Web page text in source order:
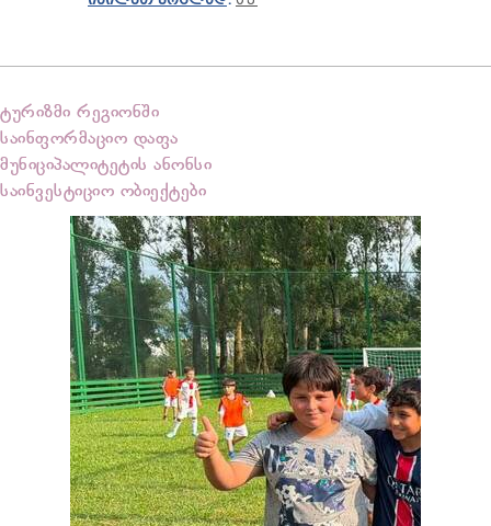
ტურიზმი რეგიონში
საინფორმაციო დაფა
მუნიციპალიტეტის ანონსი
საინვესტიციო ობიექტები